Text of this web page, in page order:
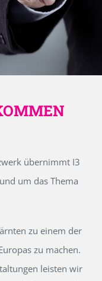
übernimmt I3
um das Thema
zu einem der
zu machen.
leisten wir